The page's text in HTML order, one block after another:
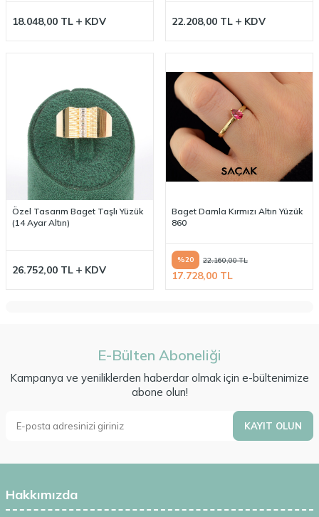
18.048,00 TL KDV 22.208,00 TL KDV
Özel Tasarım Baget Taşlı Yüzük
(14 Ayar Altın)
26.752,00 TL KDV
Baget Damla Kırmızı Altın Yüzük
860
%20 22.160,00TL
17.728,00 TL
E-Bülten Aboneliği
Kampanya ve yeniliklerden haberdar olmak için e-bültenimize
abone olun!
KAYIT OLUN
Hakkımızda